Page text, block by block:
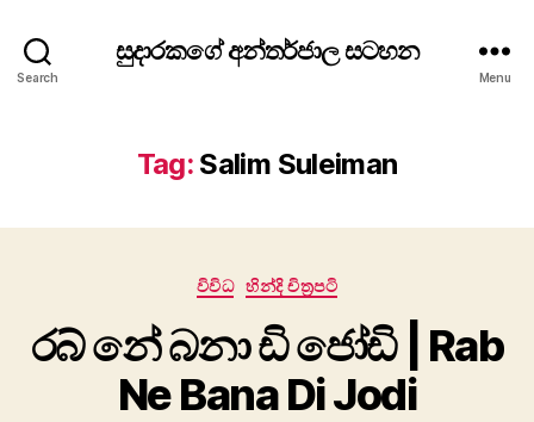
Search
සුදාරකගේ අන්තර්ජාල සටහන
Menu
Tag: Salim Suleiman
Categories
විවිධ හින්දි චිත්‍රපටි
රබ් නේ බනා ඩි ජෝඩි | Rab
Ne Bana Di Jodi